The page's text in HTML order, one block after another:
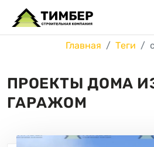
Главная Теги
ПРОЕКТЫ ДОМА
ГАРАЖОМ